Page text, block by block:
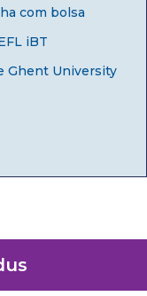
com bolsa
iBT
Ghent University